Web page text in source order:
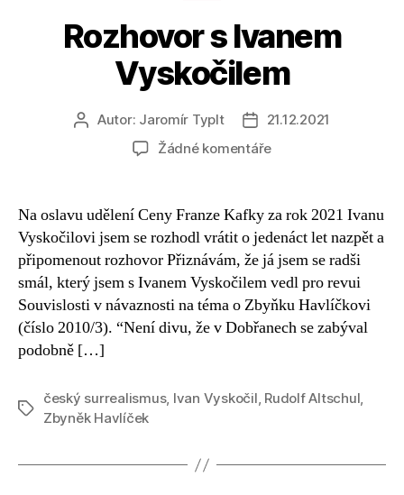
Rozhovor s Ivanem
Vyskočilem
Autor
příspěvku
Autor: Jaromír Typlt
Datum
příspěvku
21.12.2021
Žádné komentářeu
názvem
Rozhovor
s
Ivanem
Vyskočilem
Na oslavu udělení Ceny Franze Kafky za rok 2021 Ivanu
Vyskočilovi jsem se rozhodl vrátit o jedenáct let nazpět a
připomenout rozhovor Přiznávám, že já jsem se radši
smál, který jsem s Ivanem Vyskočilem vedl pro revui
Souvislosti v návaznosti na téma o Zbyňku Havlíčkovi
(číslo 2010/3). “Není divu, že v Dobřanech se zabýval
podobně […]
Štítky
český surrealismus, Ivan Vyskočil, Rudolf Altschul,
Zbyněk Havlíček